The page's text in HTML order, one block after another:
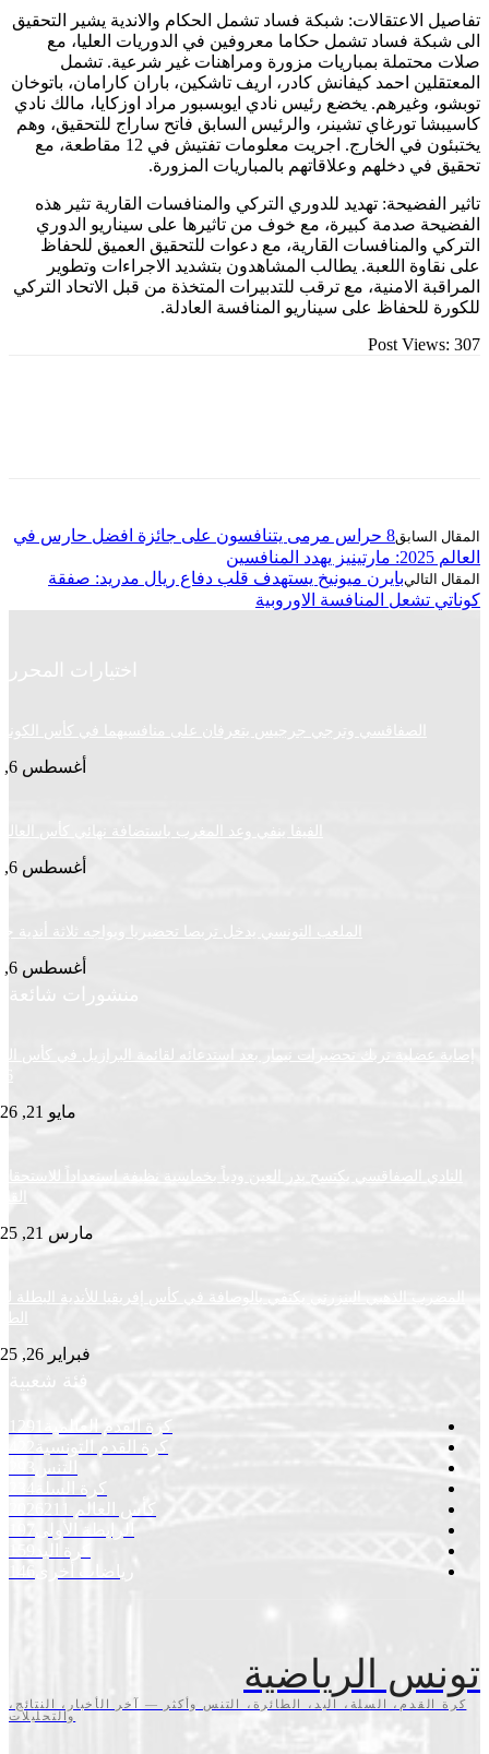
الاعتقالات: شبكة فساد تشمل الحكام والاندية يشير التحقيق
فساد تشمل حكاما معروفين في الدوريات العليا، مع
بمباريات مزورة ومراهنات غير شرعية. تشمل
احمد كيفانش كادر، اريف تاشكين، باران كارامان، باتوخان
وغيرهم. يخضع رئيس نادي ايوبسبور مراد اوزكايا، مالك نادي
تورغاي تشينر، والرئيس السابق فاتح ساراج للتحقيق، وهم
يختبئون في الخارج. اجريت معلومات تفتيش في 12 مقاطعة، مع
دخلهم وعلاقاتهم بالمباريات المزورة.
تهديد للدوري التركي والمنافسات القارية تثير هذه
صدمة كبيرة، مع خوف من تاثيرها على سيناريو الدوري
والمنافسات القارية، مع دعوات للتحقيق العميق للحفاظ
اللعبة. يطالب المشاهدون بتشديد الاجراءات وتطوير
الامنية، مع ترقب للتدبيرات المتخذة من قبل الاتحاد التركي
للحفاظ على سيناريو المنافسة العادلة.
Post
8 حراس مرمى يتنافسون على جائزة افضل حارس في
بايرن ميونيخ يستهدف قلب دفاع ريال مدريد: صفقة
المنافسة الاوروبية
اختيارات المحرر
الصفاقسي وترجي جرجيس يتعرفان على منافسيهما في كأس الكونفدرالية
أغسطس 6, 2026
الفيفا ينفي وعد المغرب باستضافة نهائي كأس العالم 2030
أغسطس 6, 2026
الملعب التونسي يدخل تربصا تحضيريا ويواجه ثلاثة أندية جزائرية
أغسطس 6, 2026
منشورات شائعة
تربك تحضيرات نيمار بعد استدعائه لقائمة البرازيل في كأس العالم
الصفاقسي يكتسح بدر العين ودياً بخماسية نظيفة استعداداً للاستحقاقات
الذهبي البنزرتي يكتفي بالوصافة في كأس إفريقيا للأندية البطلة لكرة
فئة شعبية
كرة القدم العالمية
1291
كرة القدم التونسية
422
كرة السلة 234
كأس العالم 2026
الرابطة الأولى
197
159
رياضات أخرى
146
الرياضية
السلة، اليد، الطائرة، التنس وأكثر — آخر الأخبار، النتائج،
والتحليلات